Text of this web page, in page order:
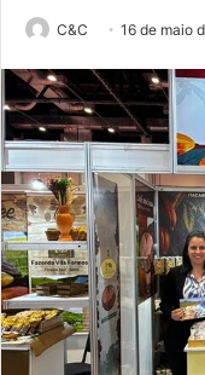
C&C 16 de maio